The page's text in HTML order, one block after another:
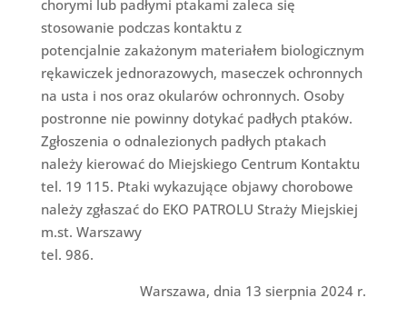
chorymi lub padłymi ptakami zaleca się
stosowanie podczas kontaktu z
potencjalnie zakażonym materiałem biologicznym
rękawiczek jednorazowych, maseczek ochronnych
na usta i nos oraz okularów ochronnych. Osoby
postronne nie powinny dotykać padłych ptaków.
Zgłoszenia o odnalezionych padłych ptakach
należy kierować do Miejskiego Centrum Kontaktu
tel. 19 115. Ptaki wykazujące objawy chorobowe
należy zgłaszać do EKO PATROLU Straży Miejskiej
m.st. Warszawy
tel. 986.
Warszawa, dnia 13 sierpnia 2024 r.